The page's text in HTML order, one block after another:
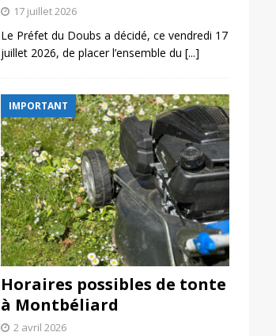
17 juillet 2026
Le Préfet du Doubs a décidé, ce vendredi 17
juillet 2026, de placer l’ensemble du [...]
IMPORTANT
Horaires possibles de tonte
à Montbéliard
2 avril 2026